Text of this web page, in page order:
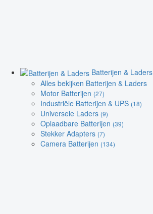
Batterijen & Laders
Alles bekijken Batterijen & Laders
Motor Batterijen (27)
Industriële Batterijen & UPS (18)
Universele Laders (9)
Oplaadbare Batterijen (39)
Stekker Adapters (7)
Camera Batterijen (134)